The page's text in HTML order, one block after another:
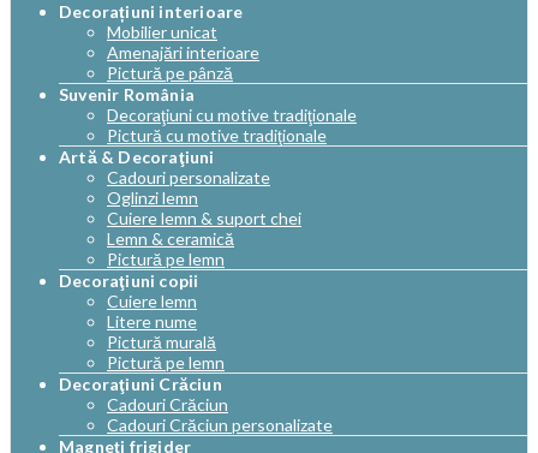
Decorațiuni interioare
Mobilier unicat
Amenajări interioare
Pictură pe pânză
Suvenir România
Decoraţiuni cu motive tradiţionale
Pictură cu motive tradiţionale
Artă & Decoraţiuni
Cadouri personalizate
Oglinzi lemn
Cuiere lemn & suport chei
Lemn & ceramică
Pictură pe lemn
Decoraţiuni copii
Cuiere lemn
Litere nume
Pictură murală
Pictură pe lemn
Decoraţiuni Crăciun
Cadouri Crăciun
Cadouri Crăciun personalizate
Magneţi frigider